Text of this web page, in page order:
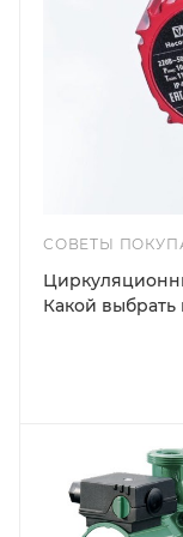
СОВЕТЫ
Какой выбрать